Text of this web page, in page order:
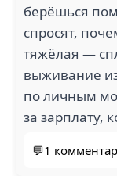
берёшься
спросят,
тяжёлая —
выживание
по личным
за зарплату,
💬1